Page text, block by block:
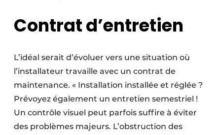
Contrat d’entretien
L’idéal serait d’évoluer vers une situation où
l’installateur travaille avec un contrat de
maintenance. « Installation installée et réglée ?
Prévoyez également un entretien semestriel !
Un contrôle visuel peut parfois suffire à éviter
des problèmes majeurs. L’obstruction des